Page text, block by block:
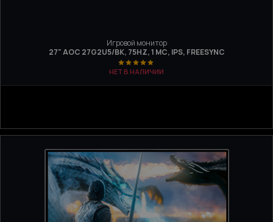
Игровой монитор
27" AOC 27G2U5/BK, 75HZ, 1 МС, IPS, FREESYNC
НЕТ В НАЛИЧИИ